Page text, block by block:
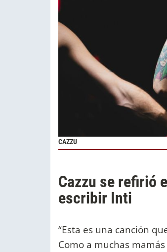
CAZZU
Cazzu se refirió
escribir Inti
“Esta es una canción
Como a muchas